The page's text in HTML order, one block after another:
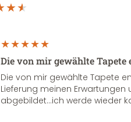
Die von mir gewählte
Die von mir gewählte Tapete
Lieferung meinen Erwartungen
abgebildet...ich werde wieder